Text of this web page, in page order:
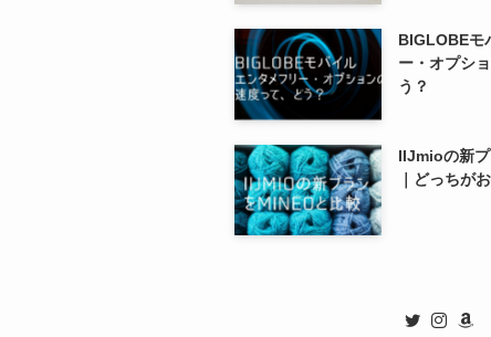
BIGLOBEモ
ー・オプシ
う？
IIJmioの新
｜どっちが